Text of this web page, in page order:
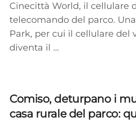
Cinecittà World, il cellulare
telecomando del parco.
Park, per cui il cellulare del
diventa il ...
Comiso, deturpano i
casa rurale del parco: